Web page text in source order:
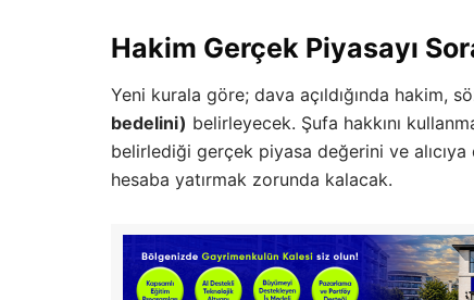
Hakim Gerçek Piyasayı
Yeni kurala göre; dava açıldığında hakim,
bedelini) belirleyecek. Şufa hakkını
belirlediği gerçek piyasa değerini ve
hesaba yatırmak zorunda kalacak.